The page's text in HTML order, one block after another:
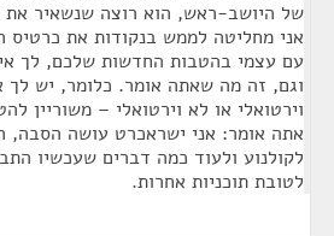
של היושב-ראש, הוא רוצה שנשאיר
אני מחליטה לממש בנקודות את כרטיס
עם עצמי בהטבות החדשות שלכם, לך
וגם, זה מה שאתה אומר. כלומר, יש לך
וירטואלי או לא וירטואלי – משוריין
אתה אומר: אני ישראכרט עושה הסבה,
לקולנוע ולעוד כמה דברים שעכשיו
לטובת תוכניות אחרות.